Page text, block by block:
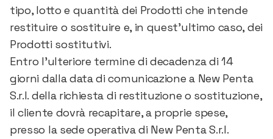
tipo, lotto e quantità dei Prodotti che intende
restituire o sostituire e, in quest’ultimo caso, dei
Prodotti sostitutivi.
Entro l’ulteriore termine di decadenza di 14
giorni dalla data di comunicazione a New Penta
S.r.l. della richiesta di restituzione o sostituzione,
il cliente dovrà recapitare, a proprie spese,
presso la sede operativa di New Penta S.r.l.